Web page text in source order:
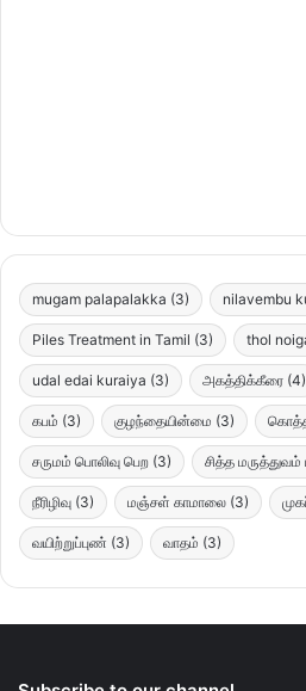
mugam palapalakka (3) nilavembu
Piles Treatment in Tamil (3) thol
udal edai kuraiya (3) அகத்திக்கீரை (4)
கபம் (3) குழந்தையின்மை (3)
சருமம் பொலிவு பெற (3) சித்த
நீரிழிவு (3) மஞ்சள் காமாலை (3)
வயிற்றுப்புண் (3) வாதம் (3)